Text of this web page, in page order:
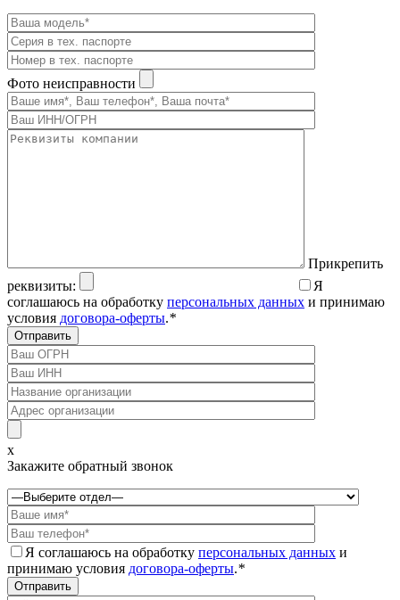
Фото неисправности
Прикрепить
реквизиты:
Я
соглашаюсь на обработку персональных данных и принимаю
условия договора-оферты.*
x
Закажите обратный звонок
Я соглашаюсь на обработку персональных данных и
принимаю условия договора-оферты.*